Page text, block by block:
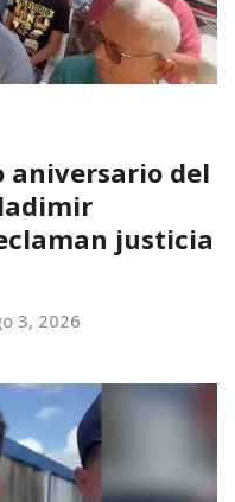
aniversario del
justicia
3, 2026